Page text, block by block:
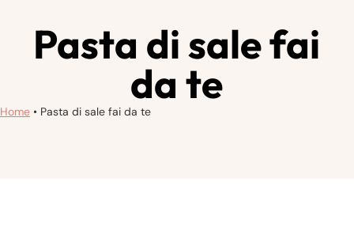
Pasta di sale fai
da te
Home • Pasta di sale fai da te